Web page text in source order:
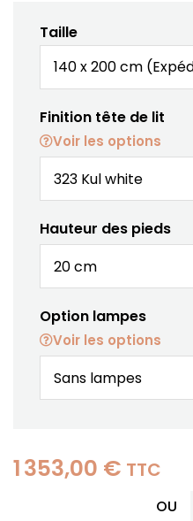
Taille
Finition tête de lit
Voir les options
Hauteur des pieds
Option lampes
Voir les options
1 353,00 € TTC
OU